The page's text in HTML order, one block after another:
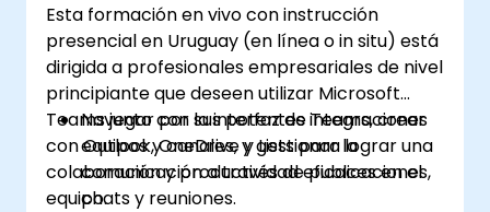
largo plazo.
Esta formación en vivo con instrucción
presencial en Uruguay (en línea o in situ) está
dirigida a profesionales empresariales de nivel
principiante que deseen utilizar Microsoft
Teams junto con sus potentes integraciones
con Outlook, OneDrive y Lists para lograr una
colaboración y productividad eficaces en el
equipo.
Navegar por la interfaz de Teams, crear
equipos y canales, y gestionar la
comunicación a través de publicaciones,
chats y reuniones.